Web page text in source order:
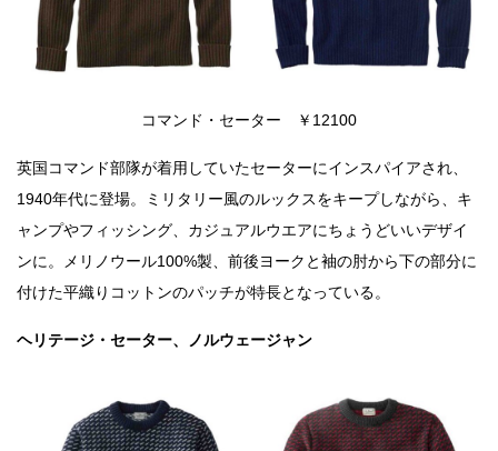
コマンド・セーター ￥12100
英国コマンド部隊が着用していたセーターにインスパイアされ、
1940年代に登場。ミリタリー風のルックスをキープしながら、キ
ャンプやフィッシング、カジュアルウエアにちょうどいいデザイ
ンに。メリノウール100%製、前後ヨークと袖の肘から下の部分に
付けた平織りコットンのパッチが特長となっている。
ヘリテージ・セーター、ノルウェージャン